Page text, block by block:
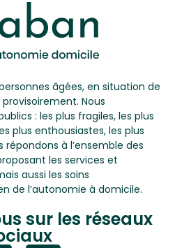
âgées, en situation de
Nous
: les plus fragiles, les plus
plus enthousiastes, les plus
répondons à l’ensemble des
les services et
aussi les soins
de l’autonomie à domicile.
sur les réseaux